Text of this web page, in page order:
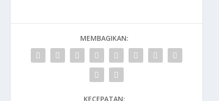
MEMBAGIKAN:
KECEPATAN: